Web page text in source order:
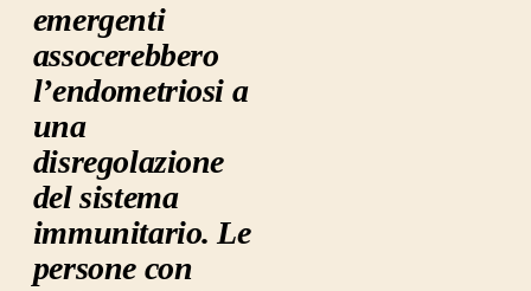
emergenti
assocerebbero
l’endometriosi a
una
disregolazione
del sistema
immunitario. Le
persone con